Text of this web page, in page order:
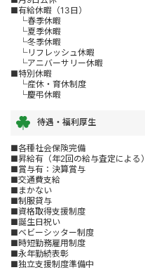
■有給休暇（13日）
└春季休暇
└夏季休暇
└冬季休暇
└リフレッシュ休暇
└アニバーサリー休暇
■特別休暇
└産休・育休制度
└慶弔休暇
待遇・福利厚生
■各種社会保険完備
■昇給有（年2回の給与査定による）
■賞与有：決算賞与
■交通費支給
■まかない
■制服貸与
■資格取得支援制度
■誕生日祝い
■ベビーシッター制度
■時短勤務雇用制度
■永年勤続表彰
■独立支援制度準備中